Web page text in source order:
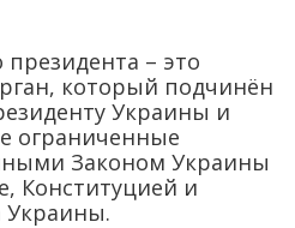
президента – это
который подчинён
Украины и
ограниченные
Законом Украины
Конституцией и
Украины.